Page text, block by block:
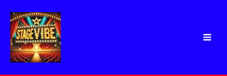
Inhalt
springen